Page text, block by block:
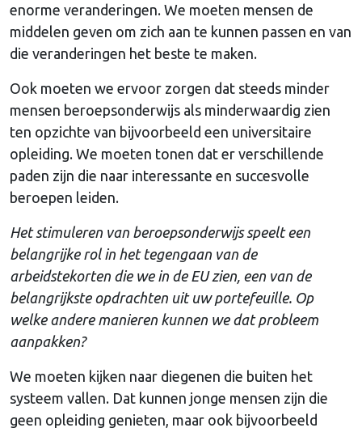
enorme veranderingen. We moeten mensen de
middelen geven om zich aan te kunnen passen en van
die veranderingen het beste te maken.
Ook moeten we ervoor zorgen dat steeds minder
mensen beroepsonderwijs als minderwaardig zien
ten opzichte van bijvoorbeeld een universitaire
opleiding. We moeten tonen dat er verschillende
paden zijn die naar interessante en succesvolle
beroepen leiden.
Het stimuleren van beroepsonderwijs speelt een
belangrijke rol in het tegengaan van de
arbeidstekorten die we in de EU zien, een van de
belangrijkste opdrachten uit uw portefeuille. Op
welke andere manieren kunnen we dat probleem
aanpakken?
We moeten kijken naar diegenen die buiten het
systeem vallen. Dat kunnen jonge mensen zijn die
geen opleiding genieten, maar ook bijvoorbeeld